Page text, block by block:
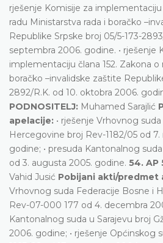
rješenje Komisije za implementaciju
radu Ministarstva rada i boračko
Republike Srpske broj 05/5-173-
septembra 2006. godine. • rješenje
implementaciju člana 152. Zakona o
boračko –invalidske zaštite
2892/R.K. od 10. oktobra 2006.
PODNOSITELJ: Muhamed Sarajlić
apelacije: • rješenje Vrhovnog
Hercegovine broj Rev-1182/05 od
godine; • presuda Kantonalnog
od 3. augusta 2005. godine. 54. AP
Vahid Jusić Pobijani akti/predmet
Vrhovnog suda Federacije Bosne i
Rev-07-000 177 od 4. decembra
Kantonalnog suda u Sarajevu broj
2006. godine; • rješenje Općinskog